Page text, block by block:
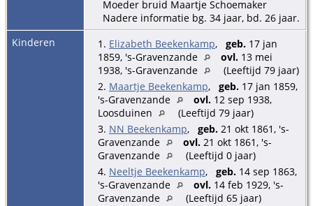
Moeder bruid Maartje Schoemaker
Nadere informatie bg. 34 jaar, bd. 26 jaar.
Kinderen
1. Elizabeth Beekenkamp, geb. 17 jan
1859, 's-Gravenzande
ovl. 13 mei
1938, 's-Gravenzande
(Leeftijd 79 jaar)
2. Maartje Beekenkamp, geb. 17 jan 1859,
's-Gravenzande
ovl. 12 sep 1938,
Loosduinen
(Leeftijd 79 jaar)
3. NN Beekenkamp, geb. 21 okt 1861, 's-
Gravenzande
ovl. 21 okt 1861, 's-
Gravenzande
(Leeftijd 0 jaar)
4. Neeltje Beekenkamp, geb. 14 sep 1863,
's-Gravenzande
ovl. 14 feb 1929, 's-
Gravenzande
(Leeftijd 65 jaar)